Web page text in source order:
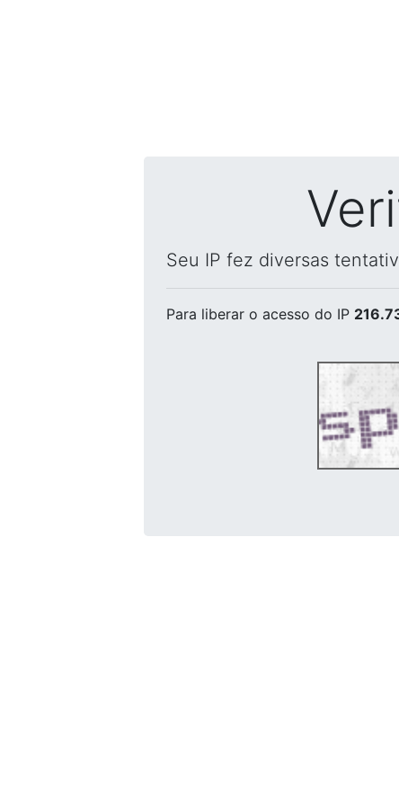
Seu IP fez diversas
Para liberar o acesso do IP